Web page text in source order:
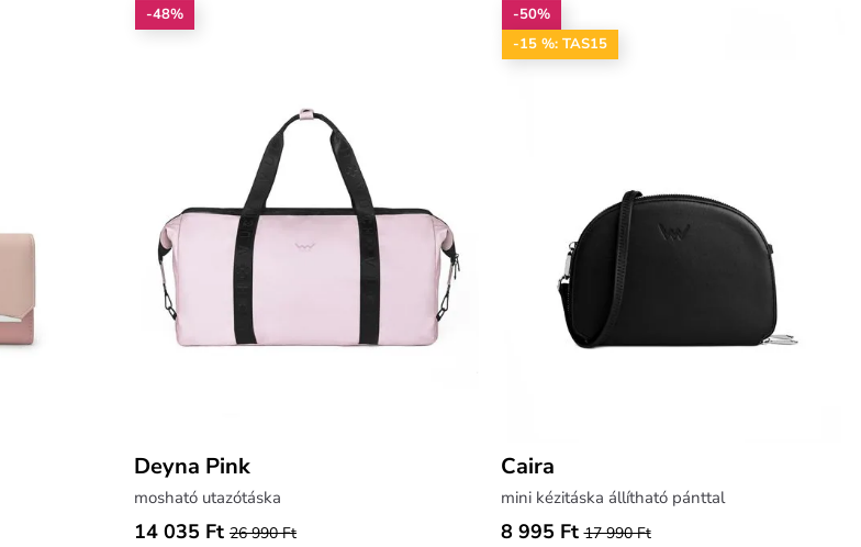
-48%
Deyna Pink
mosható utazótáska
14 035 Ft 26 990 Ft
-50%
-15 %: TAS15
Caira
mini kézitáska állítható pánttal
8 995 Ft 17 990 Ft